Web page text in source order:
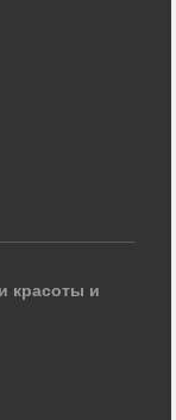
красоты и